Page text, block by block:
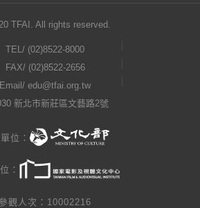
TFAI. All rights reserved.
TEL/ (02)8522-8000
FAX/ (02)8522-2656
Email/ edu@tfai.org.tw
新北市新莊區文藝路2號
位：
：
參觀人次：10002216